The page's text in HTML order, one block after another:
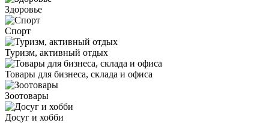
Здоровье
Спорт
Туризм, активный отдых
Товары для бизнеса, склада и офиса
Зоотовары
Досуг и хобби